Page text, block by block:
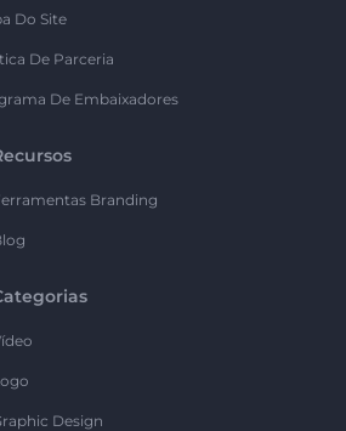
Do Site
De Parceria
De Embaixadores
Branding
Design